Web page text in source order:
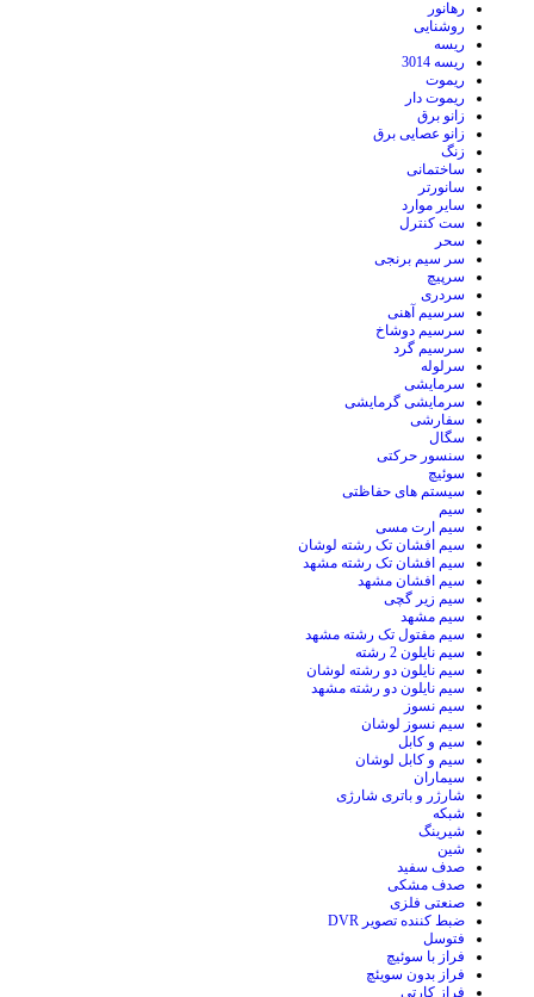
رهانور
روشنایی
ریسه
ریسه 3014
ریموت
ریموت دار
زانو برق
زانو عصایی برق
زنگ
ساختمانی
سانورتر
سایر موارد
ست کنترل
سحر
سر سیم برنجی
سرپیچ
سردری
سرسیم آهنی
سرسیم دوشاخ
سرسیم گرد
سرلوله
سرمایشی
سرمایشی گرمایشی
سفارشی
سگال
سنسور حرکتی
سوئیچ
سیستم های حفاظتی
سیم
سیم ارت مسی
سیم افشان تک رشته لوشان
سیم افشان تک رشته مشهد
سیم افشان مشهد
سیم زیر گچی
سیم مشهد
سیم مفتول تک رشته مشهد
سیم نایلون 2 رشته
سیم نایلون دو رشته لوشان
سیم نایلون دو رشته مشهد
سیم نسوز
سیم نسوز لوشان
سیم و کابل
سیم و کابل لوشان
سیماران
شارژر و باتری شارژی
شبکه
شیرینگ
شین
صدف سفید
صدف مشکی
صنعتی فلزی
ضبط کننده تصویر DVR
فتوسل
فراز با سوئیچ
فراز بدون سویئچ
فراز کارتی